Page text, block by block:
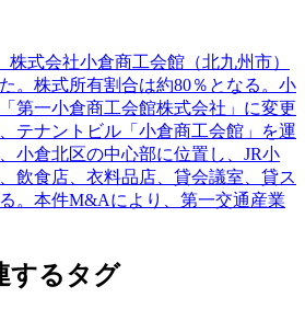
株式会社小倉商工会館（北九州市）
。株式所有割合は約80％となる。小
第一小倉商工会館株式会社」に変更
テナントビル「小倉商工会館」を運
小倉北区の中心部に位置し、JR小
飲食店、衣料品店、貸会議室、貸ス
。本件M&Aにより、第一交通産業
するタグ